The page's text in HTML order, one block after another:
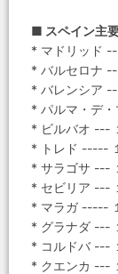
■ スペイン主
* マドリッド
* バルセロナ
* バレンシア
* パルマ・デ
* ビルバオ ---
* トレド -----
* サラゴサ ---
* セビリア ---
* マラガ -----
* グラナダ ---
* コルドバ ---
* クエンカ ---